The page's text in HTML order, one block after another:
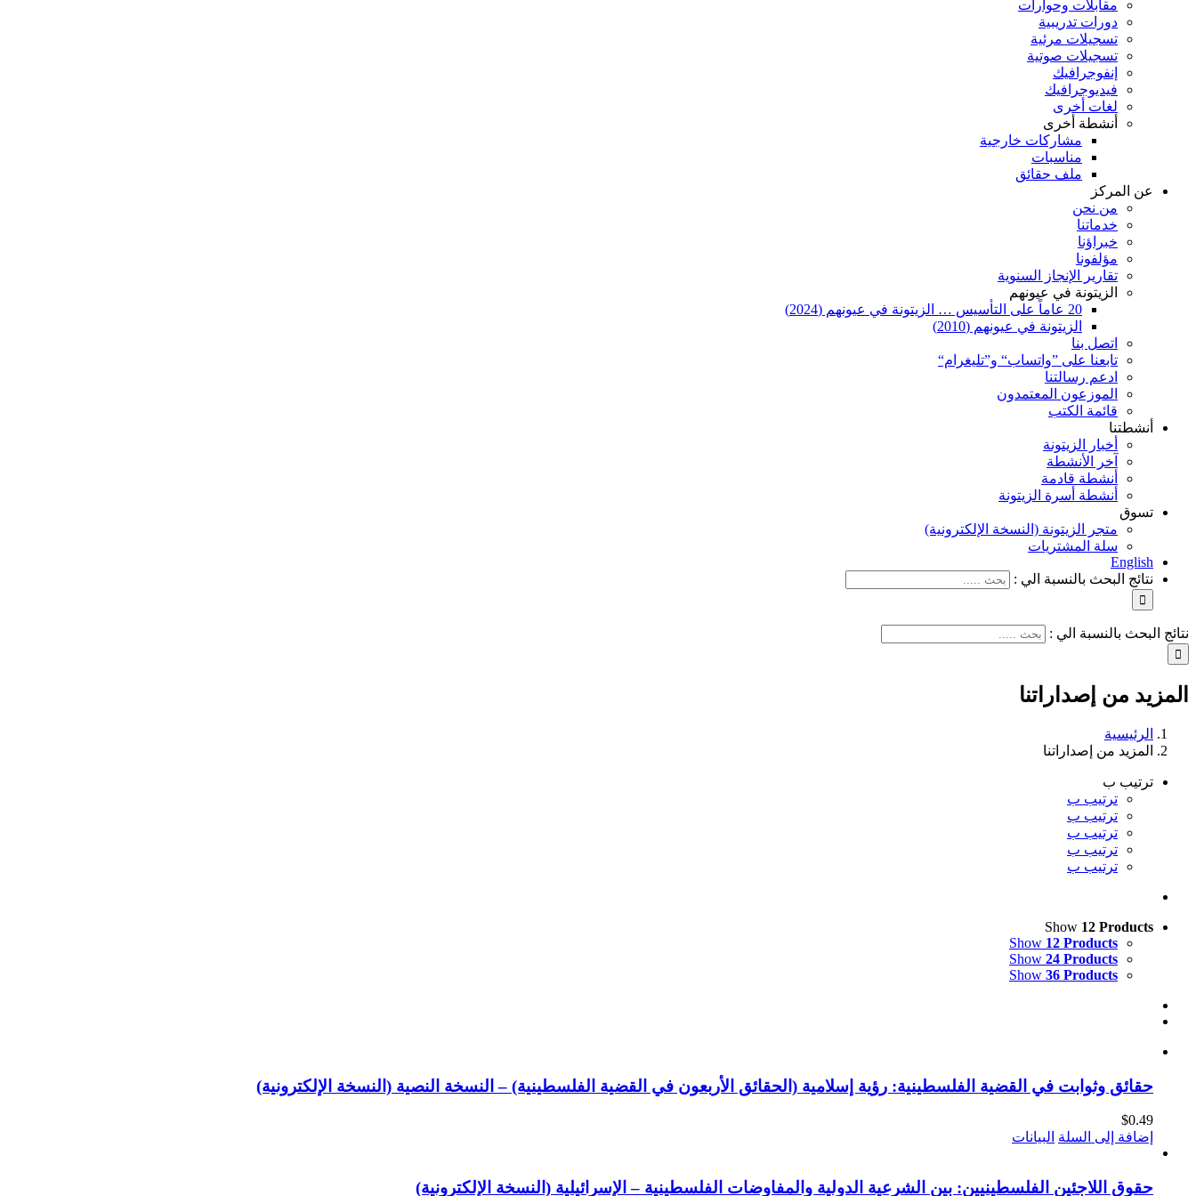
مقابلات وحوارات
دورات تدريبية
تسجيلات مرئية
تسجيلات صوتية
إنفوجرافيك
فيديوجرافيك
لغات أخرى
أنشطة أخرى
مشاركات خارجية
مناسبات
ملف حقائق
عن المركز
من نحن
خدماتنا
خبراؤنا
مؤلفونا
تقارير الإنجاز السنوية
الزيتونة في عيونهم
20 عاماً على التأسيس … الزيتونة في عيونهم (2024)
الزيتونة في عيونهم (2010)
اتصل بنا
تابعنا على ”واتساب“ و”تليغرام“
ادعم رسالتنا
الموزعون المعتمدون
قائمة الكتب
أنشطتنا
أخبار الزيتونة
آخر الأنشطة
أنشطة قادمة
أنشطة أسرة الزيتونة
تسوق
متجر الزيتونة (النسخة الإلكترونية)
سلة المشتريات
English
نتائج البحث بالنسبة الي :
نتائج البحث بالنسبة الي :
المزيد من إصداراتنا
الرئيسية
المزيد من إصداراتنا
ترتيب ب
ترتيب ب
ترتيب ب
ترتيب ب
ترتيب ب
ترتيب ب
Show 12 Products
Show 12 Products
Show 24 Products
Show 36 Products
حقائق وثوابت في القضية الفلسطينية: رؤية إسلامية (الحقائق الأربعون في القضية الفلسطينية) – النسخة النصية (النسخة الإلكترونية)
$0.49
إضافة إلى السلة البيانات
حقوق اللاجئين الفلسطينيين: بين الشرعية الدولية والمفاوضات الفلسطينية – الإسرائيلية (النسخة الإلكترونية)